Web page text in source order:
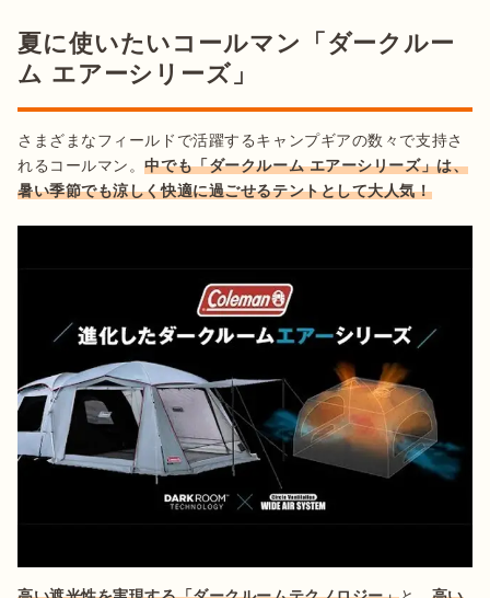
夏に使いたいコールマン「ダークルー
ム エアーシリーズ」
さまざまなフィールドで活躍するキャンプギアの数々で支持さ
れるコールマン。中でも「ダークルーム エアーシリーズ」は、
暑い季節でも涼しく快適に過ごせるテントとして大人気！